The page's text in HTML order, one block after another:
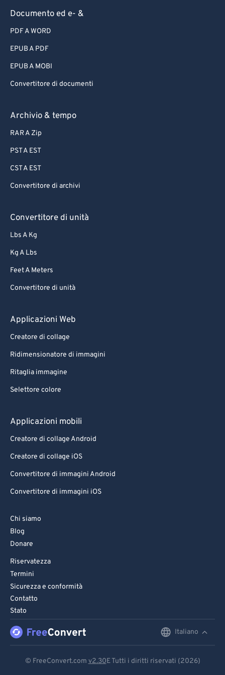
Documento ed e- &
PDF A WORD
EPUB A PDF
EPUB A MOBI
Convertitore di documenti
Archivio & tempo
RAR A Zip
PST A EST
CST A EST
Convertitore di archivi
Convertitore di unità
Lbs A Kg
Kg A Lbs
Feet A Meters
Convertitore di unità
Applicazioni Web
Creatore di collage
Ridimensionatore di immagini
Ritaglia immagine
Selettore colore
Applicazioni mobili
Creatore di collage Android
Creatore di collage iOS
Convertitore di immagini Android
Convertitore di immagini iOS
Chi siamo
Blog
Donare
Riservatezza
Termini
Sicurezza e conformità
Contatto
Stato
Italiano
© FreeConvert.com v2.30E Tutti i diritti riservati (2026)